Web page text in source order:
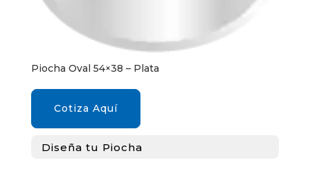
Piocha Oval 54×38 – Plata
Cotiza Aquí
Diseña tu Piocha